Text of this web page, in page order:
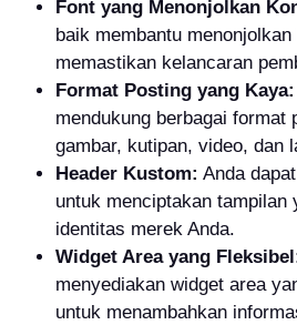
Font yang Menonjolkan
baik membantu
memastikan kelancaran
Format Posting yang Kaya:
mendukung berbagai format
gambar, kutipan, video, dan
Header Kustom: Anda
untuk menciptakan tampilan
identitas merek Anda.
Widget Area yang
menyediakan widget area
untuk menambahkan